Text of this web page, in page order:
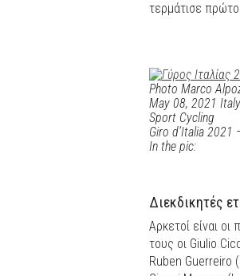
τερμάτισε
Photo Marco
May 08, 2021 Italy
Sport Cycling
Giro d’Italia
In the pic:
Διεκδικητές
Αρκετοί είναι
τους οι Giulio
Ruben Guerreiro